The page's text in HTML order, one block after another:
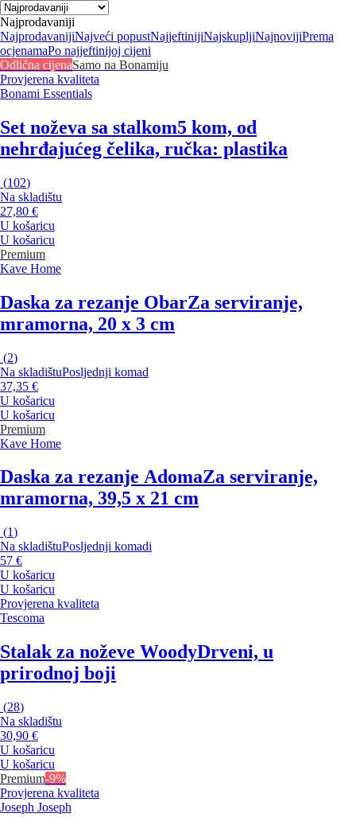
Najprodavaniji
NajprodavanijiNajveći popustNajjeftinijiNajskupljiNajnovijiPrema
ocjenamaPo najjeftinijoj cijeni
Odlična cijenaSamo na Bonamiju
Provjerena kvaliteta
Bonami Essentials
Set noževa sa stalkom5 kom, od
nehrđajućeg čelika, ručka: plastika
(102)
Na skladištu
27,80 €
U košaricu
U košaricu
Premium
Kave Home
Daska za rezanje ObarZa serviranje,
mramorna, 20 x 3 cm
(2)
Na skladištuPosljednji komad
37,35 €
U košaricu
U košaricu
Premium
Kave Home
Daska za rezanje AdomaZa serviranje,
mramorna, 39,5 x 21 cm
(1)
Na skladištuPosljednji komadi
57 €
U košaricu
U košaricu
Provjerena kvaliteta
Tescoma
Stalak za noževe WoodyDrveni, u
prirodnoj boji
(28)
Na skladištu
30,90 €
U košaricu
U košaricu
Premium-9%
Provjerena kvaliteta
Joseph Joseph